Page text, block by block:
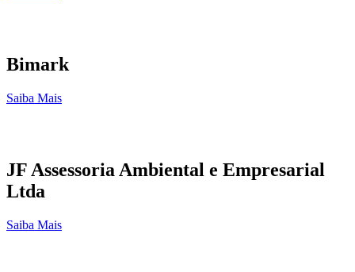
Bimark
Saiba Mais
JF Assessoria Ambiental e Empresarial
Ltda
Saiba Mais